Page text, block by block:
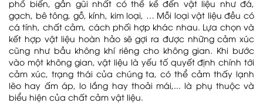
phổ biến, gần gũi nhất có thể kể đến vật liệu như đá,
gạch, bê tông, gỗ, kính, kim loại, … Mỗi loại vật liệu đều có
cá tính, chất cảm, cách phối hợp khác nhau. Lựa chọn và
kết hợp vật liệu hoàn hảo sẽ gợi ra được những cảm xúc
cũng như bầu không khí riêng cho không gian. Khi bước
vào một không gian, vật liệu là yếu tố quyết định chính tới
cảm xúc, trạng thái của chúng ta, có thể cảm thấy lạnh
lẽo hay ấm áp, lo lắng hay thoải mái,... là phụ thuộc và
biểu hiện của chất cảm vật liệu.